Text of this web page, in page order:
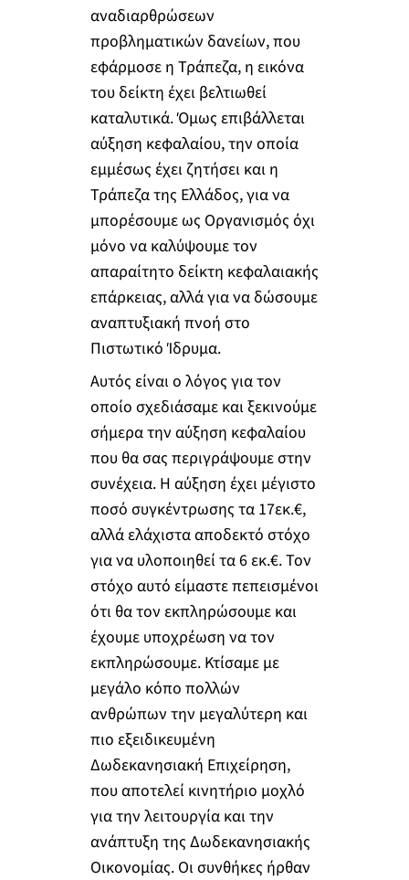
αναδιαρθρώσεων
προβληματικών δανείων, που
εφάρμοσε η Τράπεζα, η εικόνα
του δείκτη έχει βελτιωθεί
καταλυτικά. Όμως επιβάλλεται
αύξηση κεφαλαίου, την οποία
εμμέσως έχει ζητήσει και η
Τράπεζα της Ελλάδος, για να
μπορέσουμε ως Οργανισμός όχι
μόνο να καλύψουμε τον
απαραίτητο δείκτη κεφαλαιακής
επάρκειας, αλλά για να δώσουμε
αναπτυξιακή πνοή στο
Πιστωτικό Ίδρυμα.
Αυτός είναι ο λόγος για τον
οποίο σχεδιάσαμε και ξεκινούμε
σήμερα την αύξηση κεφαλαίου
που θα σας περιγράψουμε στην
συνέχεια. Η αύξηση έχει μέγιστο
ποσό συγκέντρωσης τα 17εκ.€,
αλλά ελάχιστα αποδεκτό στόχο
για να υλοποιηθεί τα 6 εκ.€. Τον
στόχο αυτό είμαστε πεπεισμένοι
ότι θα τον εκπληρώσουμε και
έχουμε υποχρέωση να τον
εκπληρώσουμε. Κτίσαμε με
μεγάλο κόπο πολλών
ανθρώπων την μεγαλύτερη και
πιο εξειδικευμένη
Δωδεκανησιακή Επιχείρηση,
που αποτελεί κινητήριο μοχλό
για την λειτουργία και την
ανάπτυξη της Δωδεκανησιακής
Οικονομίας. Οι συνθήκες ήρθαν